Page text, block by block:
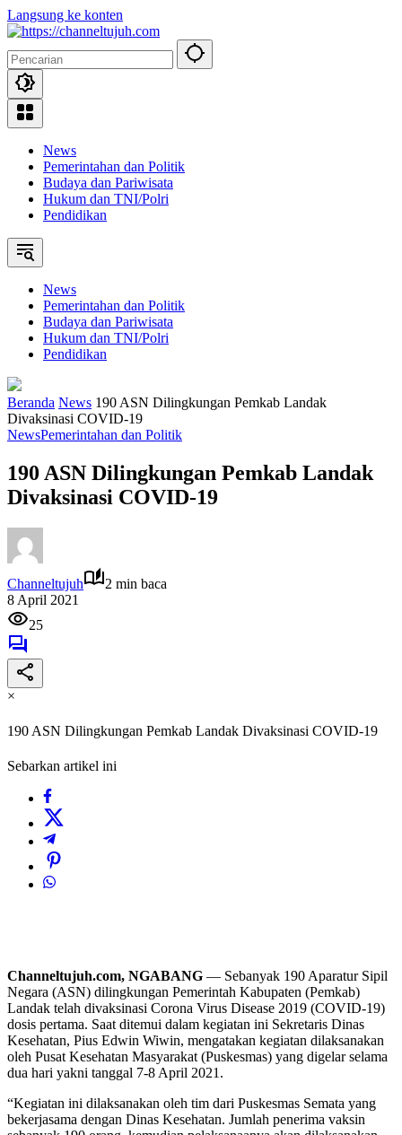
Langsung ke konten
News
Pemerintahan dan Politik
Budaya dan Pariwisata
Hukum dan TNI/Polri
Pendidikan
News
Pemerintahan dan Politik
Budaya dan Pariwisata
Hukum dan TNI/Polri
Pendidikan
Beranda News 190 ASN Dilingkungan Pemkab Landak
Divaksinasi COVID-19
NewsPemerintahan dan Politik
190 ASN Dilingkungan Pemkab Landak
Divaksinasi COVID-19
Channeltujuh
2 min baca
8 April 2021
25
×
190 ASN Dilingkungan Pemkab Landak Divaksinasi COVID-19
Sebarkan artikel ini
Channeltujuh.com, NGABANG — Sebanyak 190 Aparatur Sipil
Negara (ASN) dilingkungan Pemerintah Kabupaten (Pemkab)
Landak telah divaksinasi Corona Virus Disease 2019 (COVID-19)
dosis pertama. Saat ditemui dalam kegiatan ini Sekretaris Dinas
Kesehatan, Pius Edwin Wiwin, mengatakan kegiatan dilaksanakan
oleh Pusat Kesehatan Masyarakat (Puskesmas) yang digelar selama
dua hari yakni tanggal 7-8 April 2021.
“Kegiatan ini dilaksanakan oleh tim dari Puskesmas Semata yang
bekerjasama dengan Dinas Kesehatan. Jumlah penerima vaksin